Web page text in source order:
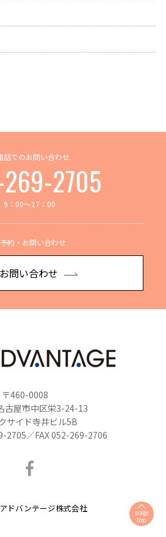
話でのお問い合わせ
2705
9：00～17：00
約・お問い合わせ
お問い合わせ
page
top
〒460-0008
古屋市中区栄3-24-13
サイド寺井ビル5B
2705／FAX 052-269-2706
ドバンテージ株式会社